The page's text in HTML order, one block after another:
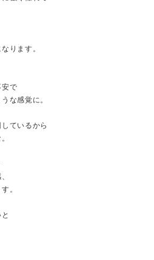
ります。
安で
な感覚に。
ているから
。